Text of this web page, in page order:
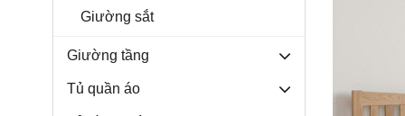
Lân, xã
Giường sắt
Giường tầng
Tủ quần áo